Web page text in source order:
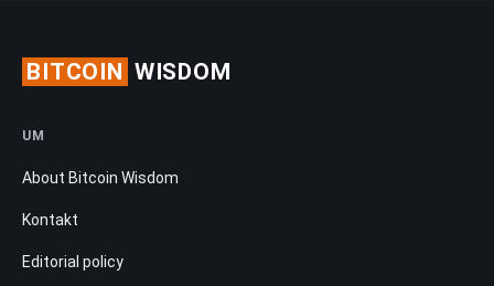
BITCOIN WISDOM
UM
About Bitcoin Wisdom
Kontakt
Editorial policy